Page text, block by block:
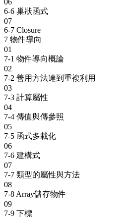
6-6 巢狀函式
07
6-7 Closure
7 物件導向
01
7-1 物件導向概論
02
7-2 善用方法達到重複利用
03
7-3 計算屬性
04
7-4 傳值與傳參照
05
7-5 函式多載化
06
7-6 建構式
07
7-7 類型的屬性與方法
08
7-8 Array儲存物件
09
7-9 下標